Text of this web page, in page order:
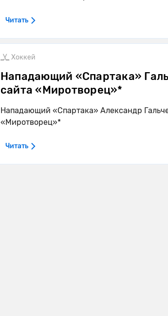
Читать
Хоккей
Нападающий «Спартака»
сайта «Миротворец»*
Нападающий «Спартака» Александр
«Миротворец»*
Читать